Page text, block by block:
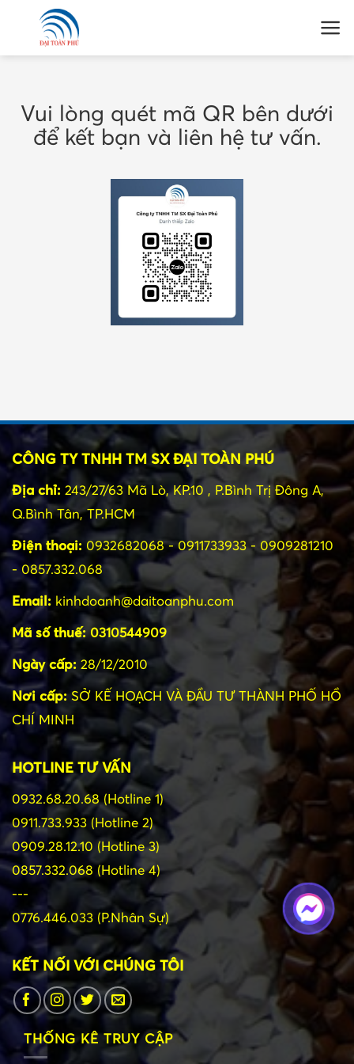
content
Vui lòng quét mã QR bên dưới
để kết bạn và liên hệ tư vấn.
CÔNG TY TNHH TM SX ĐẠI TOÀN PHÚ
Địa chỉ: 243/27/63 Mã Lò, KP.10 , P.Bình Trị Đông A,
Q.Bình Tân, TP.HCM
Điện thoại: 0932682068 - 0911733933 - 0909281210
- 0857.332.068
Email: kinhdoanh@daitoanphu.com
Mã số thuế: 0310544909
Ngày cấp: 28/12/2010
Nơi cấp: SỞ KẾ HOẠCH VÀ ĐẦU TƯ THÀNH PHỐ HỒ
CHÍ MINH
HOTLINE TƯ VẤN
0932.68.20.68 (Hotline 1)
0911.733.933 (Hotline 2)
0909.28.12.10 (Hotline 3)
0857.332.068 (Hotline 4)
---
0776.446.033 (P.Nhân Sự)
KẾT NỐI VỚI CHÚNG TÔI
THỐNG KÊ TRUY CẬP